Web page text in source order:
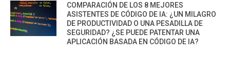
COMPARACIÓN DE LOS 8 MEJORES
ASISTENTES DE CÓDIGO DE IA: ¿UN MILAGRO
DE PRODUCTIVIDAD O UNA PESADILLA DE
SEGURIDAD? ¿SE PUEDE PATENTAR UNA
APLICACIÓN BASADA EN CÓDIGO DE IA?